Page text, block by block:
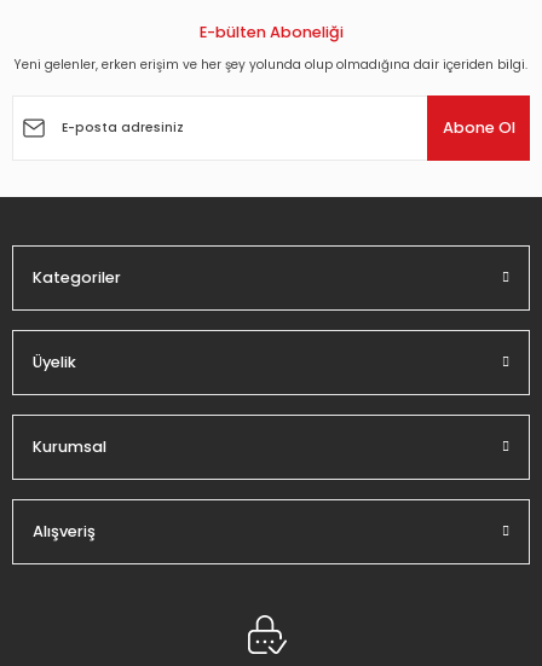
Görüş ve önerileriniz için teşekkür ederiz.
Ürün açıklamasında eksik bilgiler bulunuyor.
E-bülten Aboneliği
Yeni gelenler, erken erişim ve her şey yolunda olup olmadığına dair içeriden bilgi.
Abone Ol
Kategoriler
Üyelik
Kurumsal
Alışveriş